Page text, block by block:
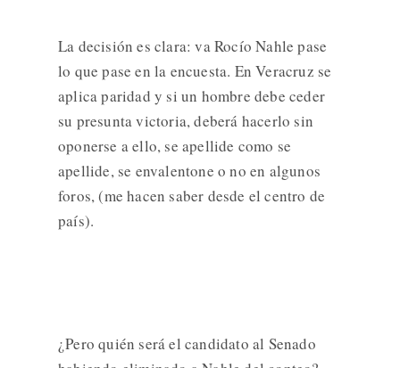
La decisión es clara: va Rocío Nahle pase
lo que pase en la encuesta. En Veracruz se
aplica paridad y si un hombre debe ceder
su presunta victoria, deberá hacerlo sin
oponerse a ello, se apellide como se
apellide, se envalentone o no en algunos
foros, (me hacen saber desde el centro de
país).
¿Pero quién será el candidato al Senado